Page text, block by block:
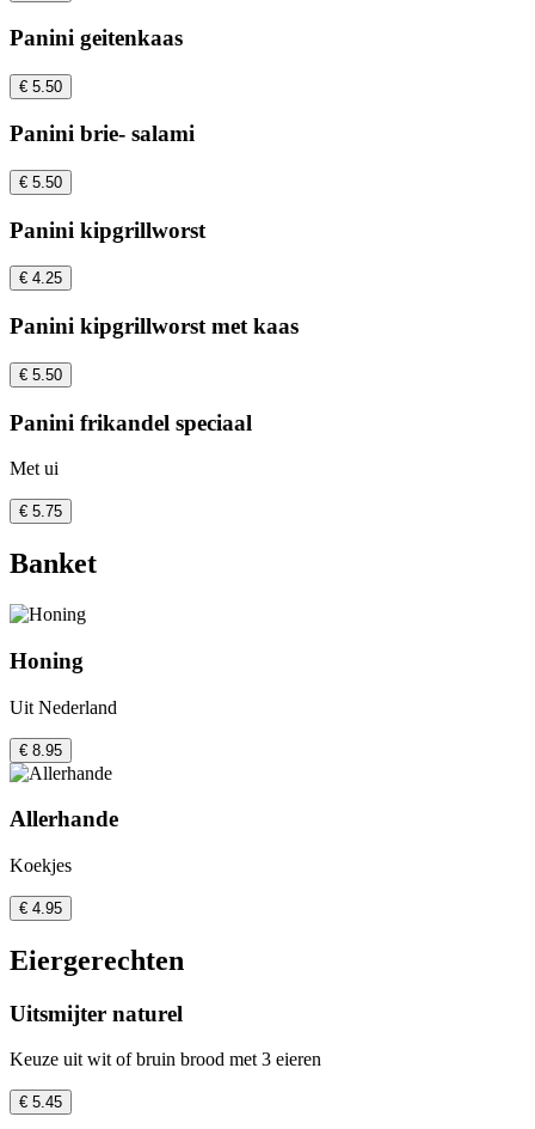
Panini geitenkaas
€ 5.50
Panini brie- salami
€ 5.50
Panini kipgrillworst
€ 4.25
Panini kipgrillworst met kaas
€ 5.50
Panini frikandel speciaal
Met ui
€ 5.75
Banket
Honing
Uit Nederland
€ 8.95
Allerhande
Koekjes
€ 4.95
Eiergerechten
Uitsmijter naturel
Keuze uit wit of bruin brood met 3 eieren
€ 5.45